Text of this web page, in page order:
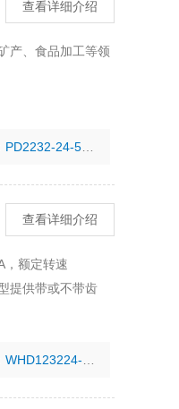
查看详细介绍
产、食品加工等领
PD2232-24-53-BF
查看详细介绍
，额定转速
提供带或不带齿
WHD123224-12-10